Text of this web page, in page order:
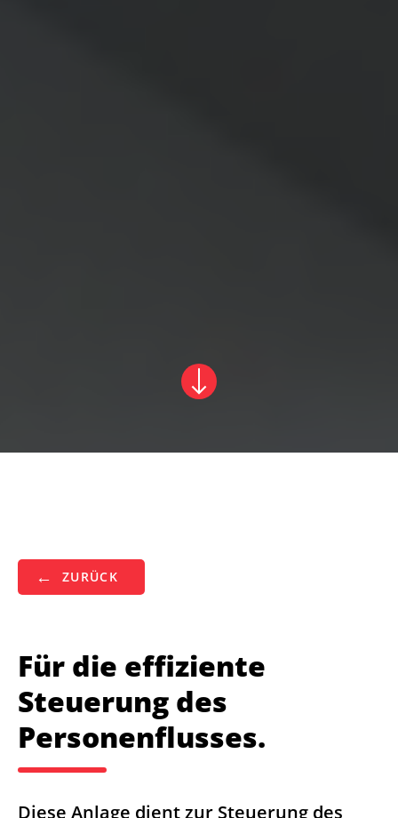
ZURÜCK
Für die effiziente
Steuerung des
Personenflusses.
Diese Anlage dient zur Steuerung des